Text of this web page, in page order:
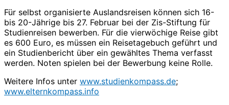
Für selbst organisierte Auslandsreisen können sich 16-
bis 20-Jährige bis 27. Februar bei der Zis-Stiftung für
Studienreisen bewerben. Für die vierwöchige Reise gibt
es 600 Euro, es müssen ein Reisetagebuch geführt und
ein Studienbericht über ein gewähltes Thema verfasst
werden. Noten spielen bei der Bewerbung keine Rolle.
Weitere Infos unter www.studienkompass.de;
www.elternkompass.info